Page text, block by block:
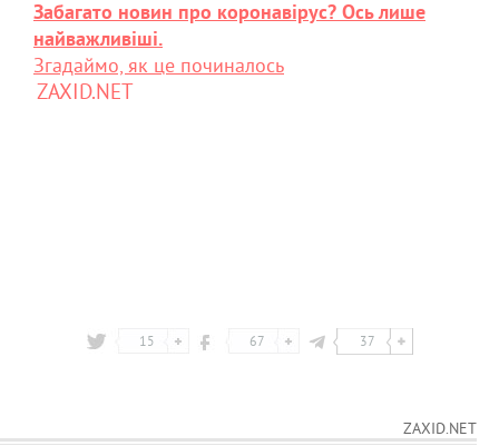
Забагато новин про коронавірус? Ось лише
найважливіші.
Згадаймо, як це починалось
ZAXID.NET
15 67 37
ZAXID.NET